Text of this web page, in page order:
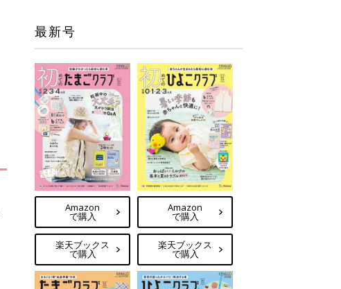
最新号
Amazon
で購入
楽天ブックス
で購入
Amazon
で購入
楽天ブックス
で購入